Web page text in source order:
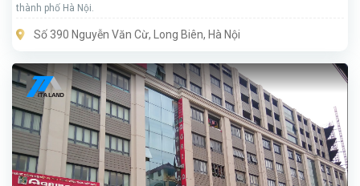
thành phố Hà Nội.
Số 390 Nguyễn Văn Cừ, Long Biên, Hà Nội